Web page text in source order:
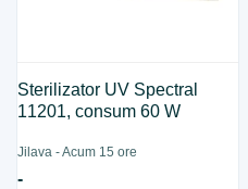
Sterilizator UV Spectral
11201, consum 60 W
Jilava - Acum 15 ore
-